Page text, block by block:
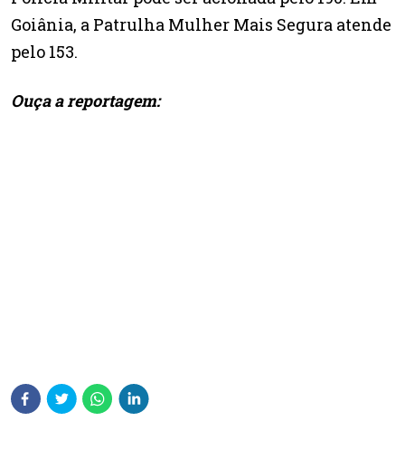
Goiânia, a Patrulha Mulher Mais Segura atende
pelo 153.
Ouça a reportagem: